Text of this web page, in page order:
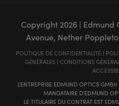
Copyright 2026| Edmund
Avenue, Nether
POLITIQUE DE CONFIDENTIALITÉ|
GÉNÈRALES| CONDITIONS
L'ENTREPRISE EDMUND OPTICS
MANDATAIRE D'EDMUND
LE TITULAIRE DU CONTRAT EST